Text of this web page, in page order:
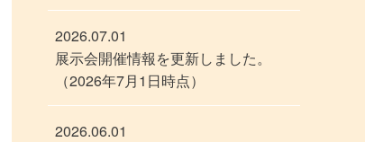
2026.07.01
展示会開催情報を更新しました。
（2026年7月1日時点）
2026.06.01